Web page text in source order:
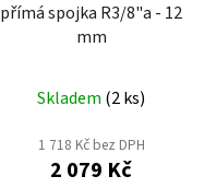
přímá spojka R3/8"a - 12
mm
Skladem (2 ks)
1 718 Kč bez DPH
2 079 Kč